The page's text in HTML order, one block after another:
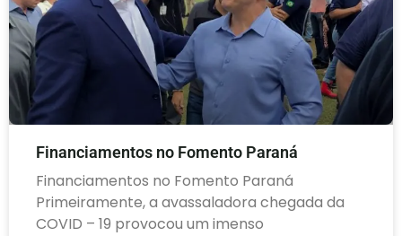
Financiamentos no Fomento Paraná
Financiamentos no Fomento Paraná
Primeiramente, a avassaladora chegada da
COVID – 19 provocou um imenso